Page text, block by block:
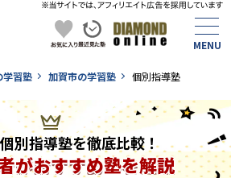
学習塾 加賀市の学習塾 個別指導塾
別指導塾を徹底比較！
がおすすめ塾を解説